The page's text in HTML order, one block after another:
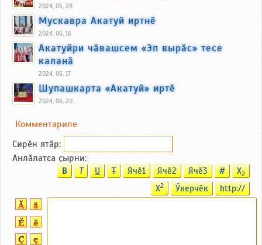
2024, 05, 28
Мускавра Акатуй иртнӗ
2024, 06, 16
Акатуйри чӑвашсем «Эп вырӑс» тесе
каланӑ
2024, 06, 17
Шупашкарта «Акатуй» иртӗ
2024, 06, 20
Комментариле
Сирӗн ятӑp:
Анлӑлатса ҫырни:
B T U T Ячӗ1 Ячӗ2 Ячӗ3 # X2
X2 Ӳкерчӗк http://